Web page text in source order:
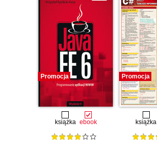
Promocja
książka ebook
Promocja
książka